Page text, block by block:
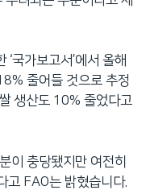
국가보고서’에서 올해
줄어들 것으로 추정
생산도 10% 줄었다고
이 충당됐지만 여전히
고 FAO는 밝혔습니다.